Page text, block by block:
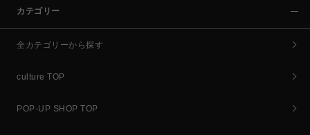
カテゴリー
全カテゴリーから探す
culture TOP
POP-UP SHOP TOP